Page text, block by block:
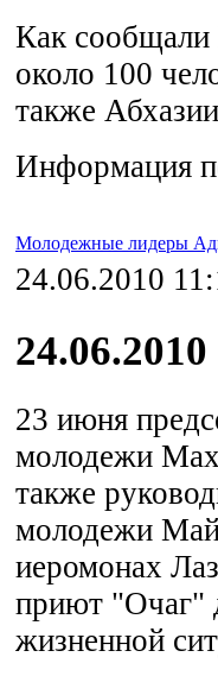
Как
около 100
также
Информация
Молодежные лидеры
24.06.2010
24.06.2010
23 июня
молодежи
также
молодежи
иеромонах
приют "Очаг"
жизненной